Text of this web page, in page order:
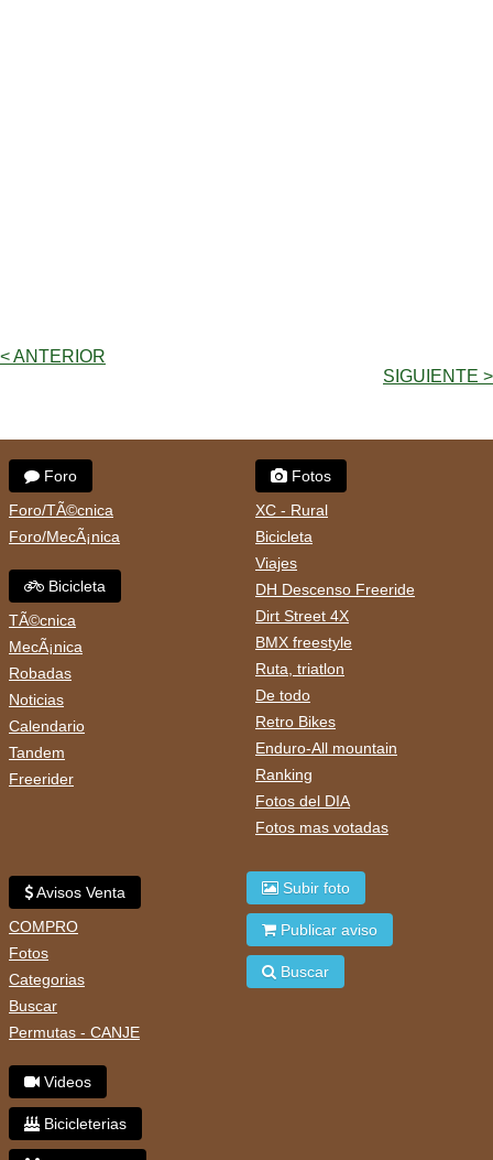
< ANTERIOR
SIGUIENTE >
Foro
Foro/TÃ©cnica
Foro/MecÃ¡nica
Bicicleta
TÃ©cnica
MecÃ¡nica
Robadas
Noticias
Calendario
Tandem
Freerider
Fotos
XC - Rural
Bicicleta
Viajes
DH Descenso Freeride
Dirt Street 4X
BMX freestyle
Ruta, triatlon
De todo
Retro Bikes
Enduro-All mountain
Ranking
Fotos del DIA
Fotos mas votadas
Avisos Venta
COMPRO
Fotos
Categorias
Buscar
Permutas - CANJE
Videos
Bicicleterias
Subir foto
Publicar aviso
Buscar